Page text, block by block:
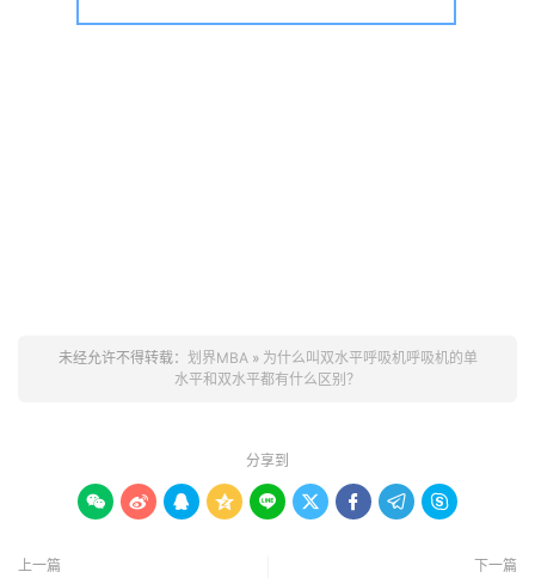
未经允许不得转载： 划界MBA» 为什么叫双水平呼吸机呼吸机的单
水平和双水平都有什么区别？
分享到
        
上一篇 下一篇